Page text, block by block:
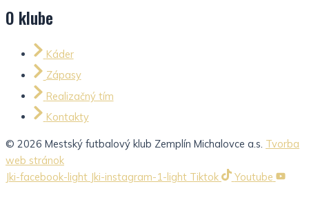
O klube
Káder
Zápasy
Realizačný tím
Kontakty
© 2026 Mestský futbalový klub Zemplín Michalovce a.s. Tvorba
web stránok
Jki-facebook-light Jki-instagram-1-light Tiktok Youtube